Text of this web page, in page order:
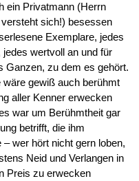
ein Privatmann (Herrn
sich!) besessen
Exemplare, jedes
wertvoll an und für
Ganzen, zu dem es gehört.
gewiß auch berühmt
aller Kenner erwecken
war um Berühmtheit gar
betrifft, die ihm
wer hört nicht gern loben,
Neid und Verlangen in
Preis zu erwecken